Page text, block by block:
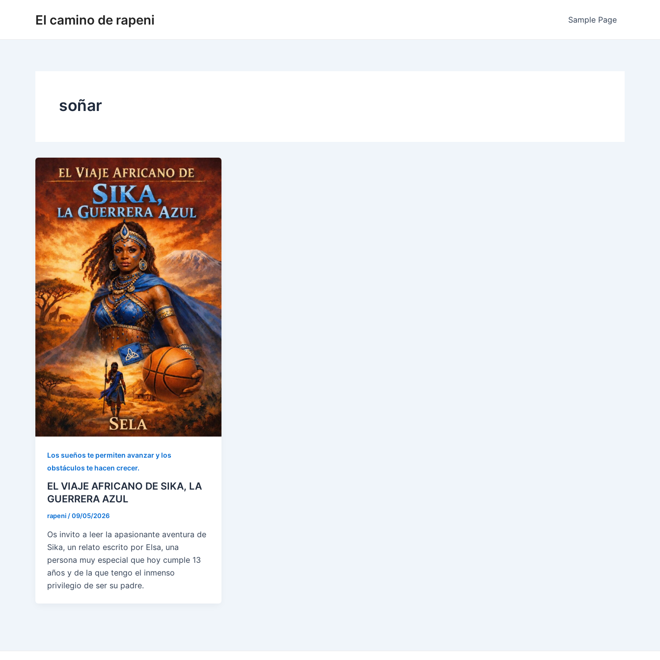
El camino de rapeni Sample Page
soñar
Los sueños te permiten avanzar y los
obstáculos te hacen crecer.
EL VIAJE AFRICANO DE SIKA, LA
GUERRERA AZUL
rapeni/09/05/2026
Os invito a leer la apasionante aventura de
Sika, un relato escrito por Elsa, una
persona muy especial que hoy cumple 13
años y de la que tengo el inmenso
privilegio de ser su padre.